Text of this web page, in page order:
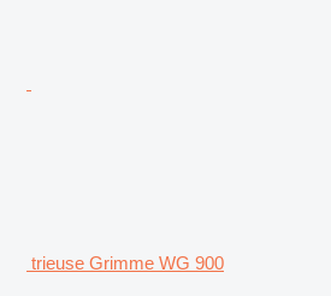
trieuse Grimme WG 900